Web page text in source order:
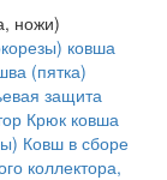
ножи)
ковша
(пятка)
защита
Крюк ковша
Ковш в сборе
коллектора,